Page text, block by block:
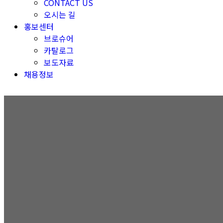
CONTACT US
오시는 길
홍보센터
브로슈어
카탈로그
보도자료
채용정보